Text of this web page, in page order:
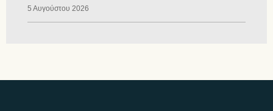
5 Αυγούστου 2026